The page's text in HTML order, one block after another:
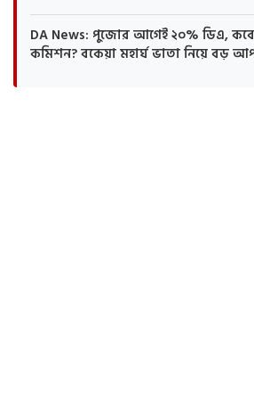
DA News: পুজোর আগেই ২০% ডিএ, কবে
কমিশন? বকেয়া মহার্ঘ ভাতা নিয়ে বড়